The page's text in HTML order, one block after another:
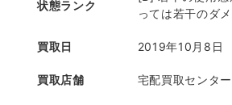
状態ランク
っては若干のダ
買取日 2019年10月8日
買取店舗 宅配買取センター